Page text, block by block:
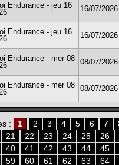
Endurance - jeu 16
16/07/2026
Endurance - jeu 16
16/07/2026
Endurance - mer 08
08/07/2026
Endurance - mer 08
08/07/2026
: 1 2 3 4 5 6 7
21 22 23 24 25
26
40 41 42 43 44
45
59 60 61 62 63
64